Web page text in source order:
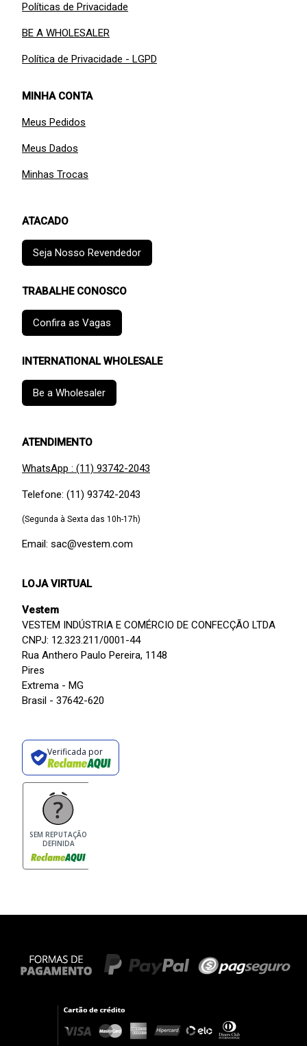
Políticas de Privacidade
BE A WHOLESALER
Política de Privacidade - LGPD
MINHA CONTA
Meus Pedidos
Meus Dados
Minhas Trocas
ATACADO
Seja Nosso Revendedor
TRABALHE CONOSCO
Confira as Vagas
INTERNATIONAL WHOLESALE
Be a Wholesaler
ATENDIMENTO
WhatsApp : (11) 93742-2043
Telefone: (11) 93742-2043
(Segunda à Sexta das 10h-17h)
Email: sac@vestem.com
LOJA VIRTUAL
Vestem
VESTEM INDÚSTRIA E COMÉRCIO DE CONFECÇÃO LTDA
CNPJ: 12.323.211/0001-44
Rua Anthero Paulo Pereira, 1148
Pires
Extrema - MG
Brasil - 37642-620
Verificada por
SEM REPUTAÇÃO
DEFINIDA